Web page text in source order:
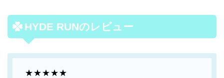
HYDE RUNのレビュー
★★★★★